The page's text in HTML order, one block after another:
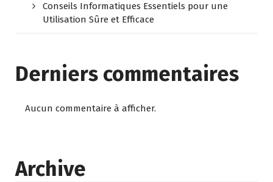
Conseils Informatiques Essentiels pour une
Utilisation Sûre et Efficace
Derniers commentaires
Aucun commentaire à afficher.
Archive